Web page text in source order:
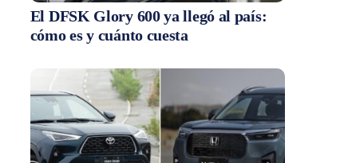
El DFSK Glory 600 ya llegó al país:
cómo es y cuánto cuesta